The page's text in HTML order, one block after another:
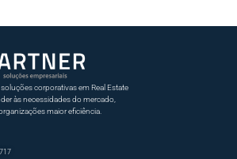
corporativas em Real Estate
às necessidades do mercado,
maior eficiência.